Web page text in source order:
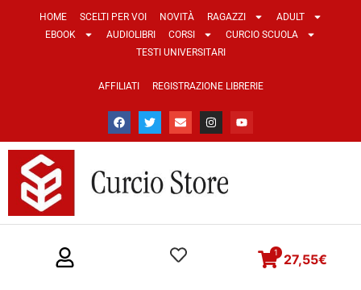
HOME SCELTI PER VOI NOVITÀ RAGAZZI
ADULT
EBOOK
AUDIOLIBRI CORSI
CURCIO SCUOLA
TESTI UNIVERSITARI
AFFILIATI REGISTRAZIONE LIBRERIE
27,55€
1